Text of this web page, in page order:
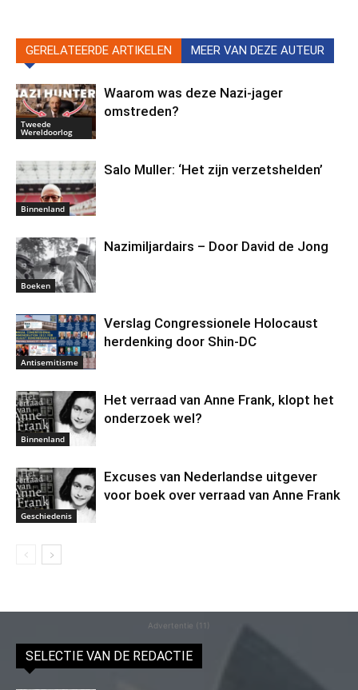
GERELATEERDE ARTIKELEN MEER VAN DEZE AUTEUR
Tweede
Wereldoorlog
Waarom was deze Nazi-jager
omstreden?
Binnenland
Salo Muller: ‘Het zijn verzetshelden’
Boeken
Nazimiljardairs – Door David de Jong
Antisemitisme
Verslag Congressionele Holocaust
herdenking door Shin-DC
Binnenland
Het verraad van Anne Frank, klopt het
onderzoek wel?
Geschiedenis
Excuses van Nederlandse uitgever
voor boek over verraad van Anne Frank
Advertentie (11)
SELECTIE VAN DE REDACTIE